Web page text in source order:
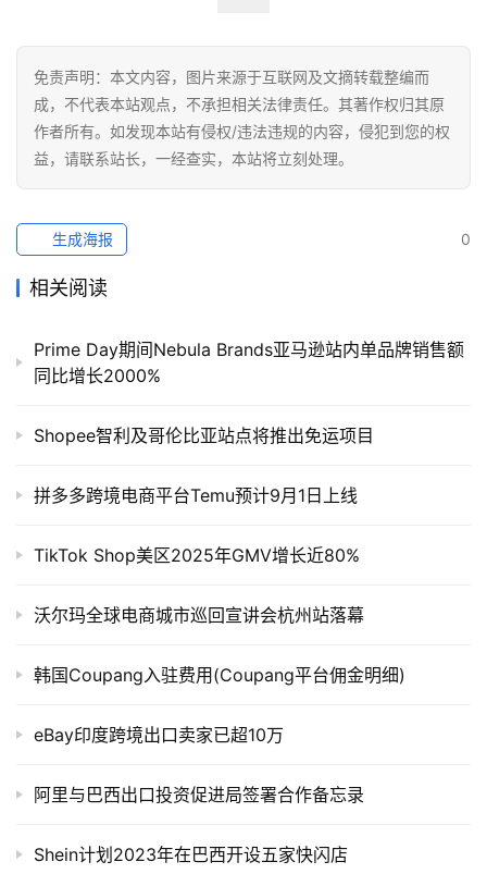
免责声明：本文内容，图片来源于互联网及文摘转载整编而
成，不代表本站观点，不承担相关法律责任。其著作权归其原
作者所有。如发现本站有侵权/违法违规的内容，侵犯到您的权
益，请联系站长，一经查实，本站将立刻处理。
0
生成海报
相关阅读
Prime Day期间Nebula Brands亚马逊站内单品牌销售额
同比增长2000%
Shopee智利及哥伦比亚站点将推出免运项目
拼多多跨境电商平台Temu预计9月1日上线
TikTok Shop美区2025年GMV增长近80%
沃尔玛全球电商城市巡回宣讲会杭州站落幕
韩国Coupang入驻费用(Coupang平台佣金明细)
eBay印度跨境出口卖家已超10万
阿里与巴西出口投资促进局签署合作备忘录
Shein计划2023年在巴西开设五家快闪店